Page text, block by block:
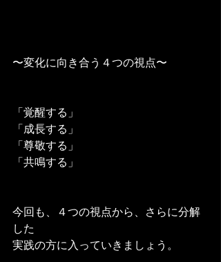
〜変化に向き合う４つの視点〜
「覚醒する」
「成長する」
「尊敬する」
「共鳴する」
今回も、４つの視点から、さらに分解
した
実践の方に入っていきましょう。